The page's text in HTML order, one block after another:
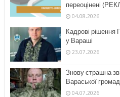
переоцінені
04.08.2026
Кадрові рішення
у Вараші
23.07.2026
Знову страшна
Вараської
04.07.2026